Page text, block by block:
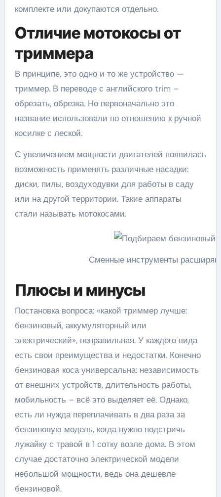
комплекте или докупаются отдельно.
Отличие мотокосы от
триммера
В принципе, это одно и то же устройство —
триммер. В переводе с английского trim –
обрезать, обрезка. Но первоначально это
название использовали по отношению к ручной
косилке с леской.
С увеличением мощности двигателей появилась
возможность применять различные насадки:
диски, пилы, воздуходувки для работы в саду
или на другой территории. Такие аппараты
стали называть мотокосами.
Сменные инструменты
Плюсы и минусы
Постановка вопроса: «какой триммер лучше:
бензиновый, аккумуляторный или
электрический», неправильная. У каждого вида
есть свои преимущества и недостатки. Конечно
бензиновая коса универсальна: независимость
от внешних устройств, длительность работы,
мобильность – всё это выделяет её. Однако,
есть ли нужда переплачивать в два раза за
бензиновую модель, когда нужно подстричь
лужайку с травой в 1 сотку возле дома. В этом
случае достаточно электрической модели
небольшой мощности, ведь она дешевле
бензиновой.